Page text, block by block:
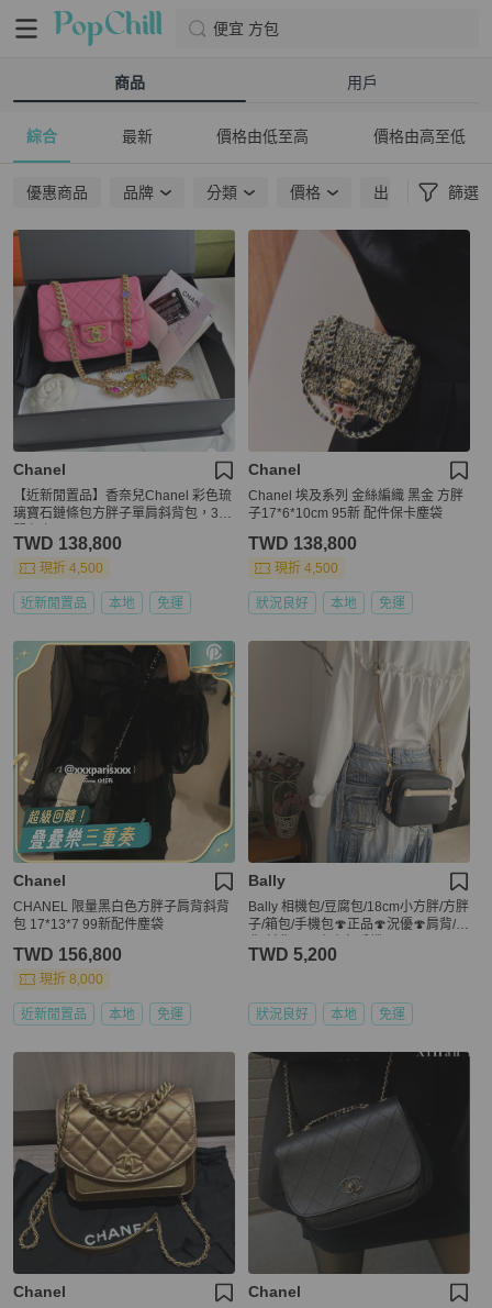
便宜 方包
商品 用戶
綜合 最新 價格由低至高 價格由高至低
優惠商品 品牌 分類 價格 出貨地點 篩選
Chanel
【近新閒置品】香奈兒Chanel 彩色琉
璃寶石鏈條包方胖子單肩斜背包，31
TWD 138,800
現折 4,500
近新閒置品 本地 免運
Chanel
Chanel 埃及系列 金絲編織 黑金 方胖
子17*6*10cm 95新 配件保卡塵袋
TWD 138,800
現折 4,500
狀況良好 本地 免運
Chanel
CHANEL 限量黑白色方胖子肩背斜背
包 17*13*7 99新配件塵袋
TWD 156,800
現折 8,000
近新閒置品 本地 免運
Bally
Bally 相機包/豆腐包/18cm小方胖/方胖
子/箱包/手機包🍄正品🍄況優🍄肩背/側
TWD 5,200
狀況良好 本地 免運
Chanel Chanel